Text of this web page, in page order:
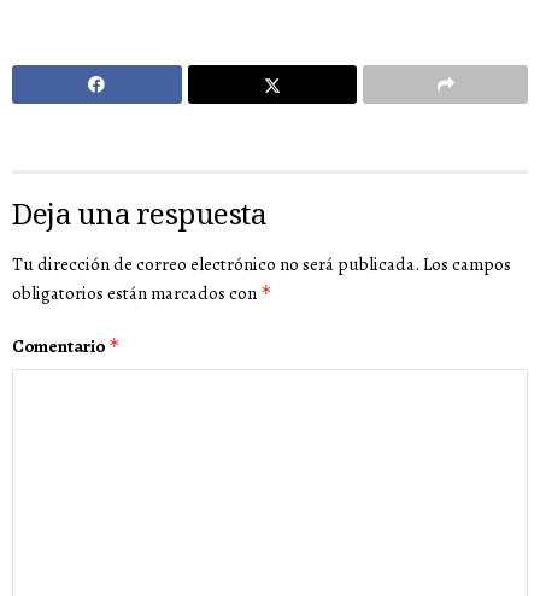
Deja una respuesta
Tu dirección de correo electrónico no será publicada. Los campos
obligatorios están marcados con *
Comentario *